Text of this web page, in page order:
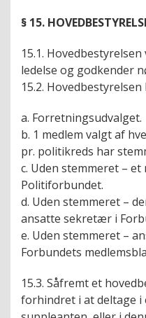
§ 15.
15.1.
ledelse og godkender
15.2.
a. Forretningsudvalget.
b. 1 medlem valgt af
pr. politikreds har
c. Uden stemmeret –
Politiforbundet.
d. Uden stemmeret –
ansatte sekretær i
e. Uden stemmeret –
Forbundets
15.3. Såfremt et
forhindret i at deltage